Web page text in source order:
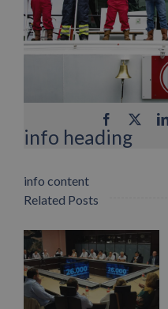
info heading
info content
Facebook
Related Posts